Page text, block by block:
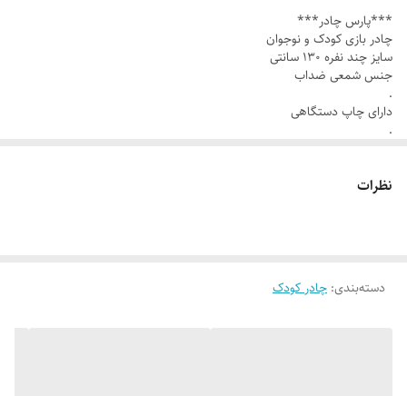
مناسب چندین کودک با سن مختلف
.
خرید حضوری و ارسال کل کشور داریم
09120948330
09300948330
***پارس چادر***
چادر بازی کودک و نوجوان
سایز چند نفره ۱۳۰ سانتی
جنس شمعی ضداب
.
دارای چاپ دستگاهی
.
خرید حضوری و ارسال کل کشور داریم
نظرات
دسته‌بندی: چادر کودک